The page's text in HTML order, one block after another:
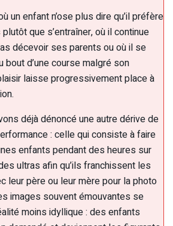
un enfant n’ose plus dire qu’il préfère
que s’entraîner, où il continue
décevoir ses parents ou où il se
bout d’une course malgré son
laisse progressivement place à
déjà dénoncé une autre dérive de
: celle qui consiste à faire
enfants pendant des heures sur
ultras afin qu’ils franchissent les
leur père ou leur mère pour la photo
images souvent émouvantes se
moins idyllique : des enfants